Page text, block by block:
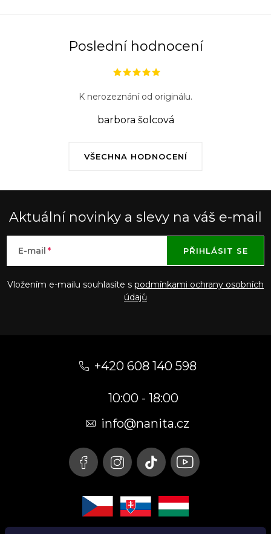
Poslední hodnocení
VŠECHNA HODNOCENÍ
K nerozeznání od originálu.
barbora šolcová
Aktuální novinky a slevy na váš e-mail
E-mail
Vložením e-mailu souhlasíte s podmínkami ochrany osobních
údajů
PŘIHLÁSIT SE
+420 608 140 598
10:00 - 18:00
info@nanita.cz